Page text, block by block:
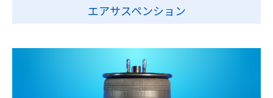
エアサスペンション